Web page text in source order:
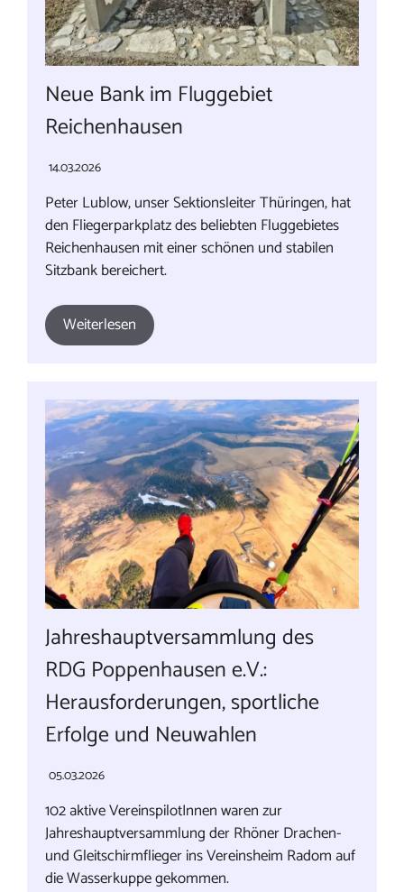
Neue Bank im Fluggebiet
Reichenhausen
14.03.2026
Peter Lublow, unser Sektionsleiter Thüringen, hat
den Fliegerparkplatz des beliebten Fluggebietes
Reichenhausen mit einer schönen und stabilen
Sitzbank bereichert.
Weiterlesen
Jahreshauptversammlung des
RDG Poppenhausen e.V.:
Herausforderungen, sportliche
Erfolge und Neuwahlen
05.03.2026
102 aktive VereinspilotInnen waren zur
Jahreshauptversammlung der Rhöner Drachen-
und Gleitschirmflieger ins Vereinsheim Radom auf
die Wasserkuppe gekommen.